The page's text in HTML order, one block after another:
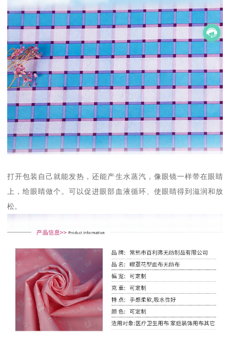
打开包装自己就能发热，还能产生水蒸汽，像眼镜一样带在眼睛
上，给眼睛做个。可以促进眼部血液循环、使眼睛得到滋润和放
松。